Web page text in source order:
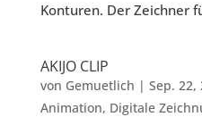
Konturen. Der Zeichner
AKIJO CLIP
von Gemuetlich | Sep. 22,
Animation, Digitale